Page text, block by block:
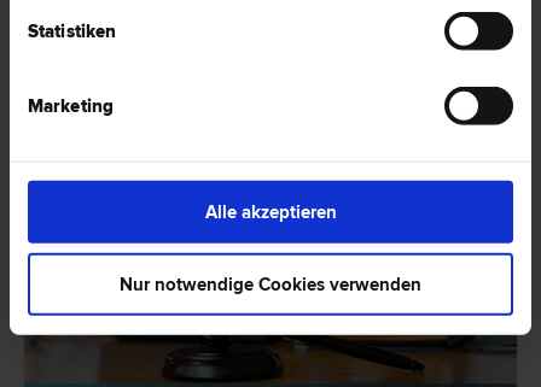
Statistiken
Marketing
Alle akzeptieren
Nur notwendige Cookies verwenden
Rechtsnews & Expertentipps zum Thema
EXPERTENTIPP